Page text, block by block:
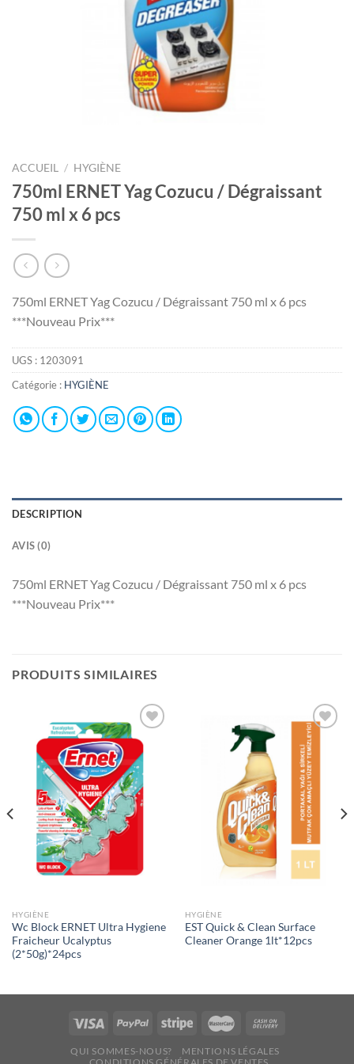
ACCUEIL / HYGIÈNE
750ml ERNET Yag Cozucu / Dégraissant
750 ml x 6 pcs
750ml ERNET Yag Cozucu / Dégraissant 750 ml x 6 pcs
***Nouveau Prix***
UGS : 1203091
Catégorie : HYGIÈNE
DESCRIPTION
AVIS (0)
750ml ERNET Yag Cozucu / Dégraissant 750 ml x 6 pcs
***Nouveau Prix***
PRODUITS SIMILAIRES
Ajouter
à la liste
de
souhaits
HYGIÈNE
Wc Block ERNET Ultra Hygiene
Fraicheur Ucalyptus
(2*50g)*24pcs
Ajouter
à la liste
souhaits
HYGIÈNE
EST Quick & Clean Surface
Cleaner Orange 1lt*12pcs
QUI SOMMES-NOUS?
MENTIONS LÉGALES